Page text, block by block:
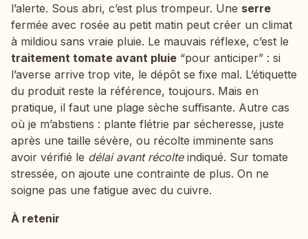
l’alerte. Sous abri, c’est plus trompeur. Une serre
fermée avec rosée au petit matin peut créer un climat
à mildiou sans vraie pluie. Le mauvais réflexe, c’est le
traitement tomate avant pluie “pour anticiper” : si
l’averse arrive trop vite, le dépôt se fixe mal. L’étiquette
du produit reste la référence, toujours. Mais en
pratique, il faut une plage sèche suffisante. Autre cas
où je m’abstiens : plante flétrie par sécheresse, juste
après une taille sévère, ou récolte imminente sans
avoir vérifié le délai avant récolteindiqué. Sur tomate
stressée, on ajoute une contrainte de plus. On ne
soigne pas une fatigue avec du cuivre.
À retenir